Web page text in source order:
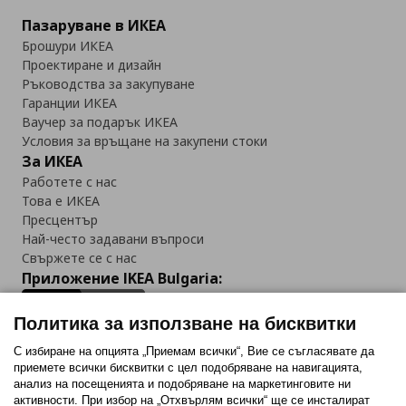
Пазаруване в ИКЕА
Брошури ИКЕА
Проектиране и дизайн
Ръководства за закупуване
Гаранции ИКЕА
Ваучер за подарък ИКЕА
Условия за връщане на закупени стоки
За ИКЕА
Работете с нас
Това е ИКЕА
Пресцентър
Най-често задавани въпроси
Свържете се с нас
Приложение IKEA Bulgaria:
Последвайте ни:
Политика за използване на бисквитки
С избиране на опцията „Приемам всички“, Вие се съгласявате да
приемете всички бисквитки с цел подобряване на навигацията,
анализ на посещенията и подобряване на маркетинговите ни
активности. При избор на „Отхвърлям всички“ ще се инсталират